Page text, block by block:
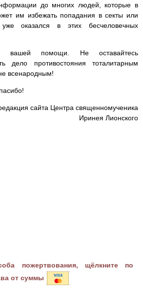
до многих людей, которые в
им избежать попадания в секты или
оказался в этих бесчеловечных
помощи. Не оставайтесь
дело противостояния тоталитарным
всенародным!
сайта Центра священномученика
Иринея Лионского
пожертвования, щёлкните по
от суммы